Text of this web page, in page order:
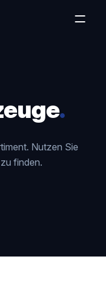
.
Nutzen Sie
finden.